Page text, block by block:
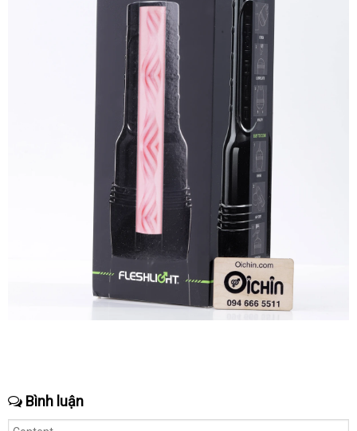
Bình luận